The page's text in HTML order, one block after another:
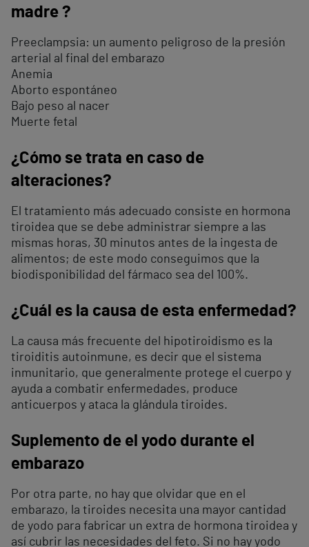
madre ?
Preeclampsia: un aumento peligroso de la presión
arterial al final del embarazo
Anemia
Aborto espontáneo
Bajo peso al nacer
Muerte fetal
¿Cómo se trata en caso de
alteraciones?
El tratamiento más adecuado consiste en hormona
tiroidea que se debe administrar siempre a las
mismas horas, 30 minutos antes de la ingesta de
alimentos; de este modo conseguimos que la
biodisponibilidad del fármaco sea del 100%.
¿Cuál es la causa de esta enfermedad?
La causa más frecuente del hipotiroidismo es la
tiroiditis autoinmune, es decir que el sistema
inmunitario, que generalmente protege el cuerpo y
ayuda a combatir enfermedades, produce
anticuerpos y ataca la glándula tiroides.
Suplemento de el yodo durante el
embarazo
Por otra parte, no hay que olvidar que en el
embarazo, la tiroides necesita una mayor cantidad
de yodo para fabricar un extra de hormona tiroidea y
así cubrir las necesidades del feto. Si no hay yodo